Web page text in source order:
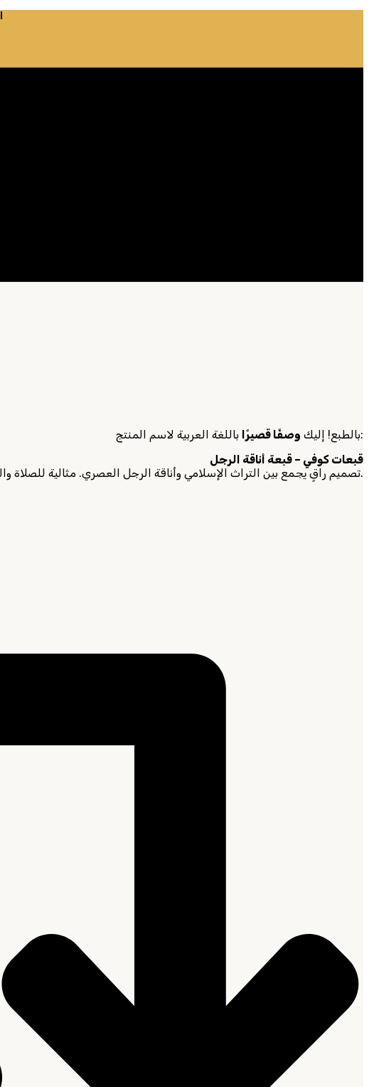
بالطبع! إليك وصفًا قصيرًا
باللغة العربية لاسم المنتج:
قبعات كوفي – قبعة أناقة الرجل
تصميم راقٍ يجمع بين التراث الإسلامي وأناقة الرجل العصري. مثالية للصلاة والمناسبات الرسمية واليومية، تعكس الوقار والهوية بأسلوب أنيق ومريح.